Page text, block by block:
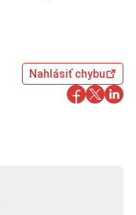
Nahlásiť chybu